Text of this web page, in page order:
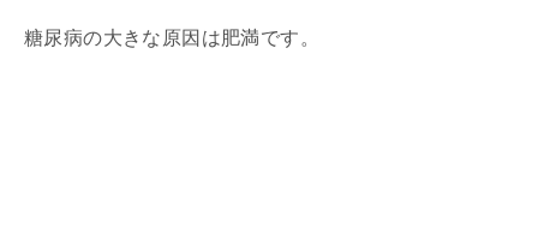
糖尿病の大きな原因は肥満です。